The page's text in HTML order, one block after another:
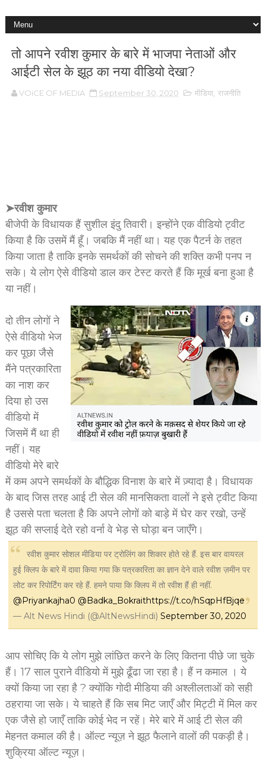
तो आपने रवीश कुमार के बारे में भाजपा नेताओं और
आईटी सेल के झूठ का नया वीडियो देखा?
VOiCE OF MEDIA September 30, 2020 मीडिया, राजनीति
➤रवीश कुमार
बीजेपी के विधायक हैं सुशील इंदु तिवारी। इन्होंने एक वीडियो ट्वीट
किया है कि उसमें मैं हूँ। जबकि मैं नहीं था। यह एक पैटर्न के तहत
किया जाता है ताकि इनके समर्थकों की सोचने की शक्ति कभी पनप न
सके। ये लोग ऐसे वीडियो डाल कर टेस्ट करते हैं कि मूर्ख बना हुआ है
या नहीं।
दो तीन लोगों ने
ऐसे वीडियो भेज
कर पूछा जैसे
मैंने पत्रकारिता
का नाश कर
दिया हो उस
वीडियो में
जिसमें मैं था ही
नहीं। यह
वीडियो मेरे बारे
में कम अपने समर्थकों के बौद्धिक विनाश के बारे में ज़्यादा है। विधायक
के बाद जिस तरह आई टी सेल की मानसिकता वालों ने इसे ट्वीट किया
है उससे पता चलता है कि अपने लोगों को बाड़े में घेर कर रखो, उन्हें
झूठ की सप्लाई देते रहो वर्ना वे भेड़ से घोड़ा बन जाएँगे।
रवीश कुमार सोशल मीडिया पर ट्रोलिंग का शिकार होते रहे हैं. इस बार वायरल
हुई क्लिप के बारे में दावा किया गया कि पत्रकारिता का ज्ञान देने वाले रवीश ज़मीन पर
लोट कर रिपोर्टिंग कर रहे हैं. हमने पाया कि क्लिप में तो रवीश हैं ही नहीं.
@Priyankajha0 @Badka_Bokraithttps://t.co/hSqpHfBjqe
— Alt News Hindi (@AltNewsHindi) September 30, 2020
आप सोचिए कि ये लोग मुझे लांछित करने के लिए कितना पीछे जा चुके
हैं। 17 साल पुराने वीडियो में मुझे ढूँढा जा रहा है। हैं न कमाल । ये
क्यों किया जा रहा है ? क्योंकि गोदी मीडिया की अश्लीलताओं को सही
ठहराया जा सके। ये चाहते हैं कि सब मिट जाएँ और मिट्टी में मिल कर
एक जैसे हो जाएँ ताकि कोई भेद न रहें। मेरे बारे में आई टी सेल की
मेहनत कमाल की है। ऑल्ट न्यूज़ ने झूठ फैलाने वालों की पकड़ी है।
शुक्रिया ऑल्ट न्यूज़।